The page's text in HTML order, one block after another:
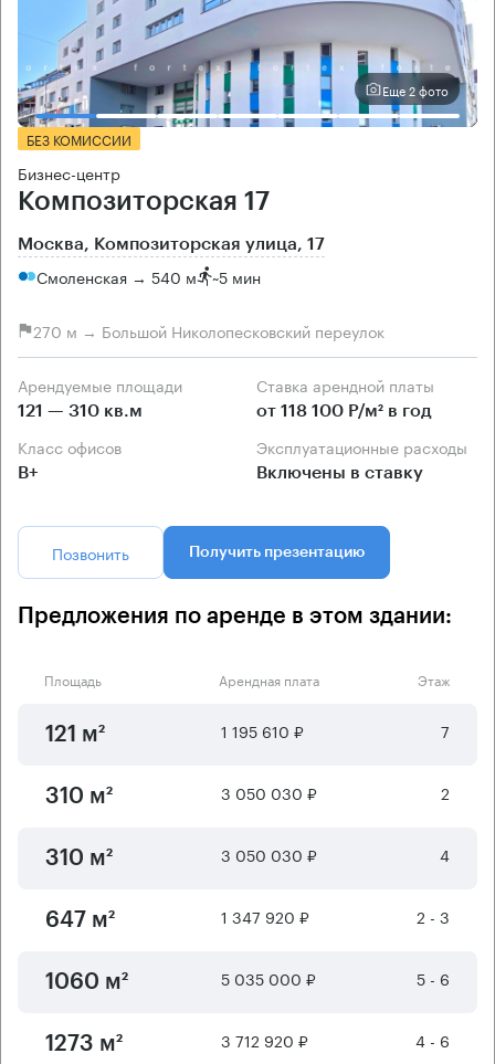
Еще 2 фото
БЕЗ КОМИССИИ
Бизнес-центр
Композиторская 17
Москва, Композиторская улица, 17
Смоленская → 540 м ~5 мин
270 м → Большой Николопесковский переулок
Арендуемые площади
121 — 310 кв.м
Ставка арендной платы
от 118 100 Р/м² в год
Класс офисов
B+
Эксплуатационные расходы
Включены в ставку
Позвонить Получить презентацию
Предложения по аренде в этом здании:
Площадь Арендная плата Этаж
121 м² 1 195 610 ₽ 7
310 м² 3 050 030 ₽ 2
310 м² 3 050 030 ₽ 4
647 м² 1 347 920 ₽ 2 - 3
1060 м² 5 035 000 ₽ 5 - 6
1273 м² 3 712 920 ₽ 4 - 6